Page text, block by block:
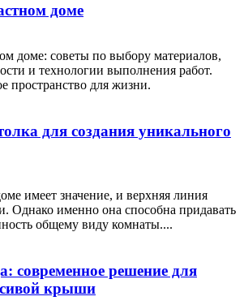
доме
доме: советы по выбору материалов,
и технологии выполнения работ.
пространство для жизни.
для создания уникального
имеет значение, и верхняя линия
Однако именно она способна придавать
общему виду комнаты....
современное решение для
крыши